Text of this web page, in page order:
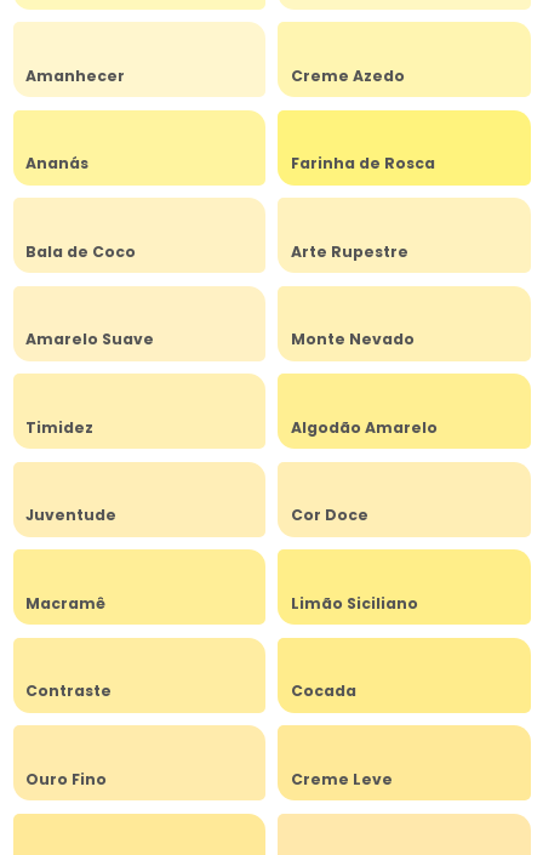
Amanhecer Creme Azedo
Ananás Farinha de Rosca
Bala de Coco Arte Rupestre
Amarelo Suave Monte Nevado
Timidez Algodão Amarelo
Juventude Cor Doce
Macramê Limão Siciliano
Contraste Cocada
Ouro Fino Creme Leve